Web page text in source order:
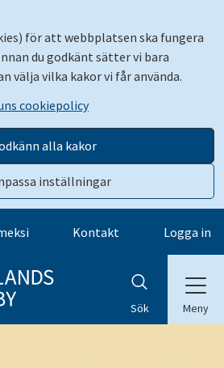
för att webbplatsen ska fungera
du godkänt sätter vi bara
välja vilka kakor vi får använda.
cookiepolicy
alla kakor
inställningar
Kontakt Logga in
Sök Meny